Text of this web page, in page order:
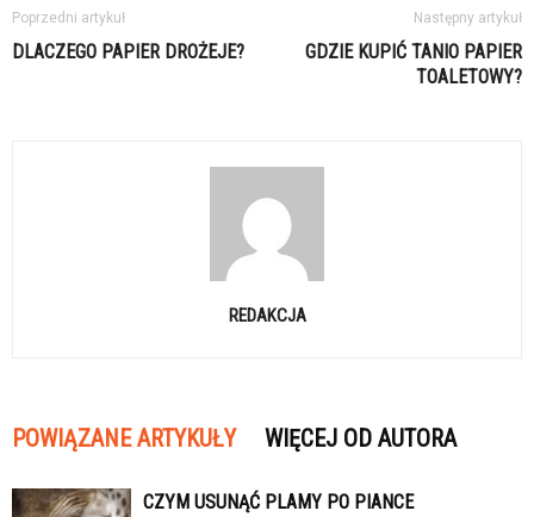
Poprzedni artykuł
DLACZEGO PAPIER DROŻEJE?
Następny artykuł
GDZIE KUPIĆ TANIO PAPIER
TOALETOWY?
REDAKCJA
POWIĄZANE ARTYKUŁY WIĘCEJ OD AUTORA
CZYM USUNĄĆ PLAMY PO PIANCE